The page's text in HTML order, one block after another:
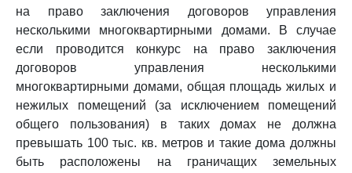
на право заключения договоров управления
несколькими многоквартирными домами. В случае
если проводится конкурс на право заключения
договоров управления несколькими
многоквартирными домами, общая площадь жилых и
нежилых помещений (за исключением помещений
общего пользования) в таких домах не должна
превышать 100 тыс. кв. метров и такие дома должны
быть расположены на граничащих земельных